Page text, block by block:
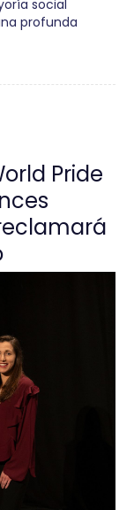
social
profunda
Pride